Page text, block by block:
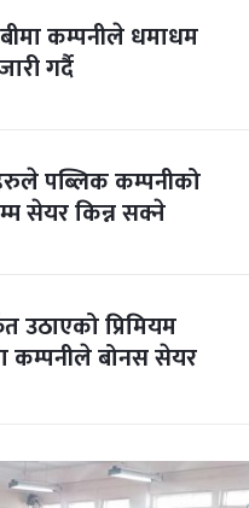
कम्पनीले धमाधम
गर्दै
पब्लिक कम्पनीको
सेयर किन्न सक्ने
उठाएको प्रिमियम
कम्पनीले बोनस सेयर